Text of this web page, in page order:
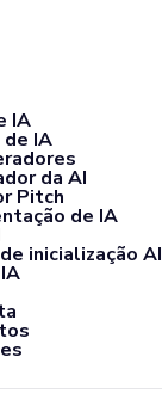
IA
IA
da AI
Pitch
de IA
inicialização AI